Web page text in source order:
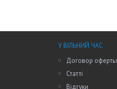
У ВІЛЬНИЙ ЧАС
Договор оферты
Статті
Відгуки